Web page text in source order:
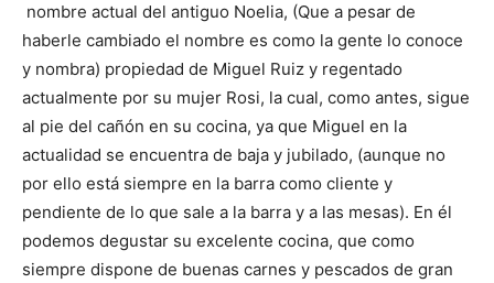
nombre actual del antiguo Noelia, (Que a pesar de
haberle cambiado el nombre es como la gente lo conoce
y nombra) propiedad de Miguel Ruiz y regentado
actualmente por su mujer Rosi, la cual, como antes, sigue
al pie del cañón en su cocina, ya que Miguel en la
actualidad se encuentra de baja y jubilado, (aunque no
por ello está siempre en la barra como cliente y
pendiente de lo que sale a la barra y a las mesas). En él
podemos degustar su excelente cocina, que como
siempre dispone de buenas carnes y pescados de gran